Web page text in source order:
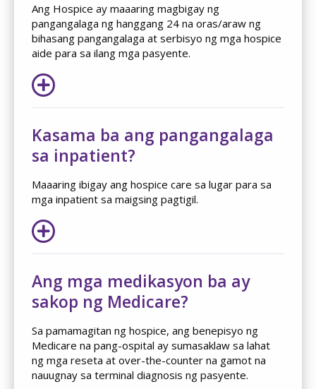
Ang Hospice ay maaaring magbigay ng
pangangalaga ng hanggang 24 na oras/araw ng
bihasang pangangalaga at serbisyo ng mga hospice
aide para sa ilang mga pasyente.
Kasama ba ang pangangalaga
sa inpatient?
Maaaring ibigay ang hospice care sa lugar para sa
mga inpatient sa maigsing pagtigil.
Ang mga medikasyon ba ay
sakop ng Medicare?
Sa pamamagitan ng hospice, ang benepisyo ng
Medicare na pang-ospital ay sumasaklaw sa lahat
ng mga reseta at over-the-counter na gamot na
nauugnay sa terminal diagnosis ng pasyente.